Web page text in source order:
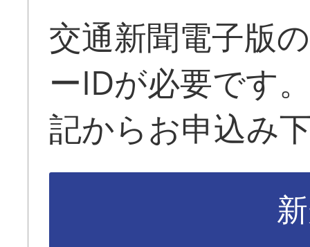
交通新聞電子版
ーIDが必要です
記からお申込み